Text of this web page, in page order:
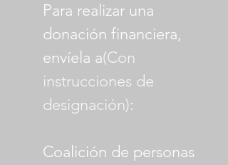
Para realizar una
donación financiera,
envíela a(Con
instrucciones de
designación):
Coalición de personas